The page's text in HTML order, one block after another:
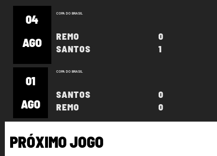
04
AGO
COPA DO BRASIL
REMO
SANTOS
0
1
01
AGO
COPA DO BRASIL
SANTOS
REMO
0
0
PRÓXIMO JOGO